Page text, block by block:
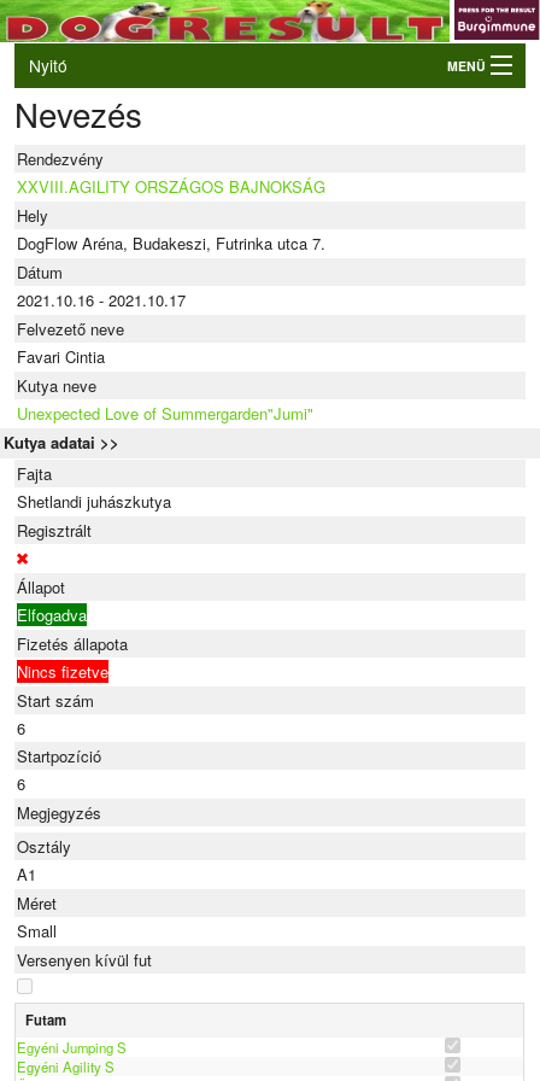
Nyitó MENÜ
Belépés
VB és EO válogatók
Élő eredmények
Rendezvények
Kutyák
Nevezés
Rendezvény
XXVIII.AGILITY ORSZÁGOS BAJNOKSÁG
Hely
DogFlow Aréna, Budakeszi, Futrinka utca 7.
Dátum
2021.10.16 - 2021.10.17
Felvezető neve
Favari Cintia
Kutya neve
Unexpected Love of Summergarden"Jumi"
Kutya adatai >>
Fajta
Shetlandi juhászkutya
Regisztrált
Állapot
Elfogadva
Fizetés állapota
Nincs fizetve
Start szám
6
Startpozíció
6
Megjegyzés
Osztály
A1
Méret
Small
Versenyen kívül fut
Futam
Egyéni Jumping S
Egyéni Agility S